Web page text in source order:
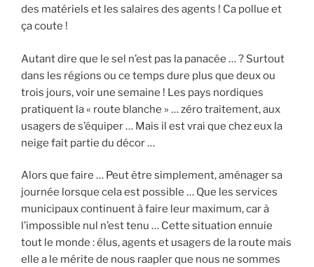
des matériels et les salaires des agents ! Ca pollue et
ça coute !
Autant dire que le sel n’est pas la panacée … ? Surtout
dans les régions ou ce temps dure plus que deux ou
trois jours, voir une semaine ! Les pays nordiques
pratiquent la « route blanche » … zéro traitement, aux
usagers de s’équiper … Mais il est vrai que chez eux la
neige fait partie du décor …
Alors que faire … Peut être simplement, aménager sa
journée lorsque cela est possible … Que les services
municipaux continuent à faire leur maximum, car à
l’impossible nul n’est tenu … Cette situation ennuie
tout le monde : élus, agents et usagers de la route mais
elle a le mérite de nous raapler que nous ne sommes